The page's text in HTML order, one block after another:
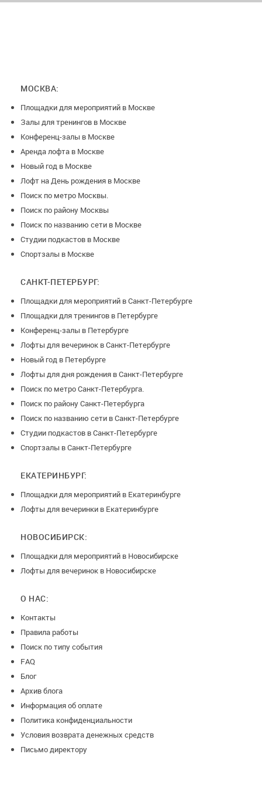
видеооператора за доп. плату
Обратите внимание: минимальная длительность брони - 3
часа
После мероприятия
По окончании мероприятия администратор проверяет
зал. В случае, если вы испачкали стены/мебель,
испортили* оборудование (пролили жидкость на ковер,
порвали провода, сломали музыкальный аппарат и т.п.
), курили в помещении и/или в неположенном месте,
использовали помещения студии или прилегающую
территорию Бизнес-Центра в качестве туалета,
распивали или находились с алкогольными напитками
Штраф за курение в неположенном месте - 5000р
Штраф за справление нужды в неположенном месте -
50000р и удаление с территории
Штраф за распитие или нахождение с алкогольными
напитками на территории Бизнес-Центра - 50000р и
удаление с территории
*штраф за порчу имущества определяется индивидуально,
исходя из ситуации, размера ущерба, и возможности
дальнейшего ремонта и восстановления оборудования, или
приобретения нового, в случае его полной поломки.
При бронировании зала вносится залог в размере 7000 руб,
по завершении аренды залог возвращается.
Условия возврата денег(залога):
при отмене мероприятия менее чем за :
- 14 дней до даты проведения, возврат 50%
- 7 дней до даты проведения, возврат 0%
МОСКВА:
Площадки для мероприятий в Москве
Залы для тренингов в Москве
Конференц-залы в Москве
Аренда лофта в Москве
Новый год в Москве
Лофт на День рождения в Москве
Поиск по метро Москвы.
Поиск по району Москвы
Поиск по названию сети в Москве
Студии подкастов в Москве
Спортзалы в Москве
САНКТ-ПЕТЕРБУРГ:
Площадки для мероприятий в Санкт-Петербурге
Площадки для тренингов в Петербурге
Конференц-залы в Петербурге
Лофты для вечеринок в Санкт-Петербурге
Новый год в Петербурге
Лофты для дня рождения в Санкт-Петербурге
Поиск по метро Санкт-Петербурга.
Поиск по району Санкт-Петербурга
Поиск по названию сети в Санкт-Петербурге
Студии подкастов в Санкт-Петербурге
Спортзалы в Санкт-Петербурге
ЕКАТЕРИНБУРГ:
Площадки для мероприятий в Екатеринбурге
Лофты для вечеринки в Екатеринбурге
НОВОСИБИРСК:
Площадки для мероприятий в Новосибирске
Лофты для вечеринок в Новосибирске
О НАС:
Контакты
Правила работы
Поиск по типу события
FAQ
Блог
Архив блога
Информация об оплате
Политика конфиденциальности
Условия возврата денежных средств
Письмо директору